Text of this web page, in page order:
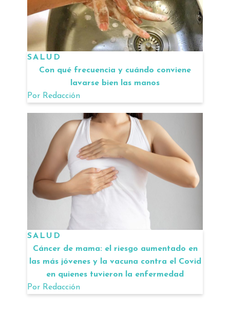
SALUD
Con qué frecuencia y cuándo conviene
lavarse bien las manos
Por Redacción
SALUD
Cáncer de mama: el riesgo aumentado en
las más jóvenes y la vacuna contra el Covid
en quienes tuvieron la enfermedad
Por Redacción